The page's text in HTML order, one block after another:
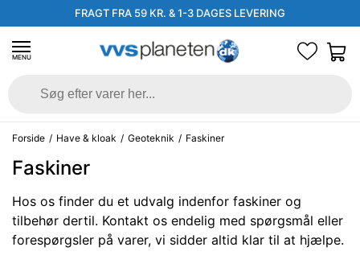
FRAGT FRA 59 KR. & 1-3 DAGES LEVERING
MENU
Forside / Have & kloak / Geoteknik / Faskiner
Faskiner
Hos os finder du et udvalg indenfor faskiner og
tilbehør dertil. Kontakt os endelig med spørgsmål eller
forespørgsler på varer, vi sidder altid klar til at hjælpe.